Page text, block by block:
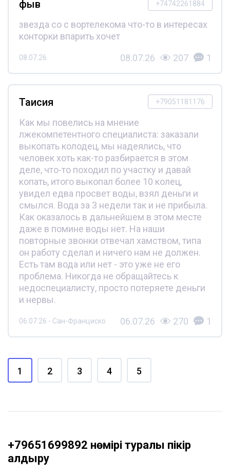
+74742261884
фыв
звезда со с вортелекома что-то в интересах
конторки впарить хочет
08.07.26 08.07.26 207 1
+79051181176
Таисия
Как мы повелись на мнение
лжекомпетентного специалиста: заказали
выкопать колодец, мы надеялись, что
человек хоть как-то разбирается в этом
деле, что-то походил по участку и давай
копать, итого выкопал более 10 колец,
увидел едва просвет воды, взял деньги и
смылся. Вода за 3 недели так и не прибыла.
Как оказалось в дальнейшем в этом месте
даже в помине воды нет. На наши
повторные звонки отвечал хамством, типа
он работу сделал и ничего нам не должен.
Есть там вода или нет - это уже не его
проблема. Никогда не обращайтесь к
недоспециалисту, просто потеряете деньги
и нервы.
06.07.26 - Сан-Франциско 06.07.26 270 1
1 2 3 4 5
+79651699892 нөмірі туралы пікір
қалдыру